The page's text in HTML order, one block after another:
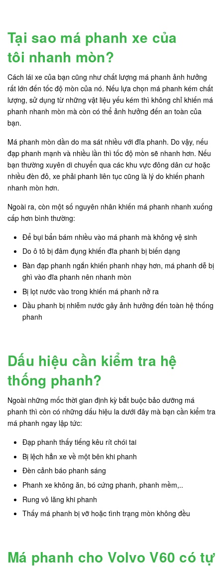
Tại sao má phanh xe của
tôi nhanh mòn?
Cách lái xe của bạn cũng như chất lượng má phanh ảnh hưởng
rất lớn đến tốc độ mòn của nó. Nếu lựa chọn má phanh kém chất
lượng, sử dụng từ những vật liệu yếu kém thì không chỉ khiến má
phanh nhanh mòn mà còn có thể ảnh hưởng đến an toàn của
bạn.
Má phanh mòn dần do ma sát nhiều với đĩa phanh. Do vậy, nếu
đạp phanh mạnh và nhiều lần thì tốc độ mòn sẽ nhanh hơn. Nếu
bạn thường xuyên di chuyển qua các khu vực đông dân cư hoặc
nhiều đèn đỏ, xe phải phanh liên tục cũng là lý do khiến phanh
nhanh mòn hơn.
Ngoài ra, còn một số nguyên nhân khiến má phanh nhanh xuống
cấp hơn bình thường:
Để bụi bẩn bám nhiều vào má phanh mà không vệ sinh
Do ô tô bị đâm đụng khiến đĩa phanh bị biến dạng
Bàn đạp phanh ngắn khiến phanh nhạy hơn, má phanh dễ bị
ghì vào đĩa phanh nên nhanh mòn
Bị lọt nước vào trong khiến má phanh nở ra
Dầu phanh bị nhiễm nước gây ảnh hưởng đến toàn hệ thống
phanh
Dấu hiệu cần kiểm tra hệ
thống phanh?
Ngoài những mốc thời gian định kỳ bắt buộc bảo dưỡng má
phanh thì còn có những dấu hiệu la dưới đây mà bạn cần kiểm tra
má phanh ngay lập tức:
Đạp phanh thấy tiếng kêu rít chói tai
Bị lệch hẳn xe về một bên khi phanh
Đèn cảnh báo phanh sáng
Phanh xe không ăn, bó cứng phanh, phanh mềm,..
Rung vô lăng khi phanh
Thấy má phanh bị vỡ hoặc tình trạng mòn không đều
Má phanh cho Volvo V60 có tự